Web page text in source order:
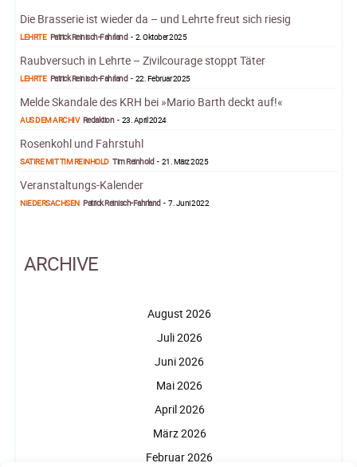
Die Brasserie ist wieder da – und Lehrte freut sich riesig
LEHRTE Patrick Reinisch-Fahrland - 2. Oktober 2025
Raubversuch in Lehrte – Zivilcourage stoppt Täter
LEHRTE Patrick Reinisch-Fahrland - 22. Februar 2025
Melde Skandale des KRH bei »Mario Barth deckt auf!«
AUS DEM ARCHIV Redaktion - 23. April 2024
Rosenkohl und Fahrstuhl
SATIRE MIT TIM REINHOLD Tim Reinhold - 21. März 2025
Veranstaltungs-Kalender
NIEDERSACHSEN Patrick Reinisch-Fahrland - 7. Juni 2022
ARCHIVE
August 2026
Juli 2026
Juni 2026
Mai 2026
April 2026
März 2026
Februar 2026